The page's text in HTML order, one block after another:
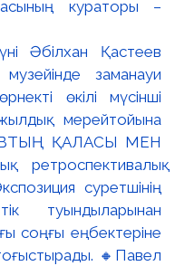
Әбілхан Қастеев
заманауи
өкілі мүсінші
мерейтойына
ҚАЛАСЫ МЕН
ретроспективалық
суретшінің
туындыларынан
соңғы еңбектеріне
тоғыстырады. 🔸Павел